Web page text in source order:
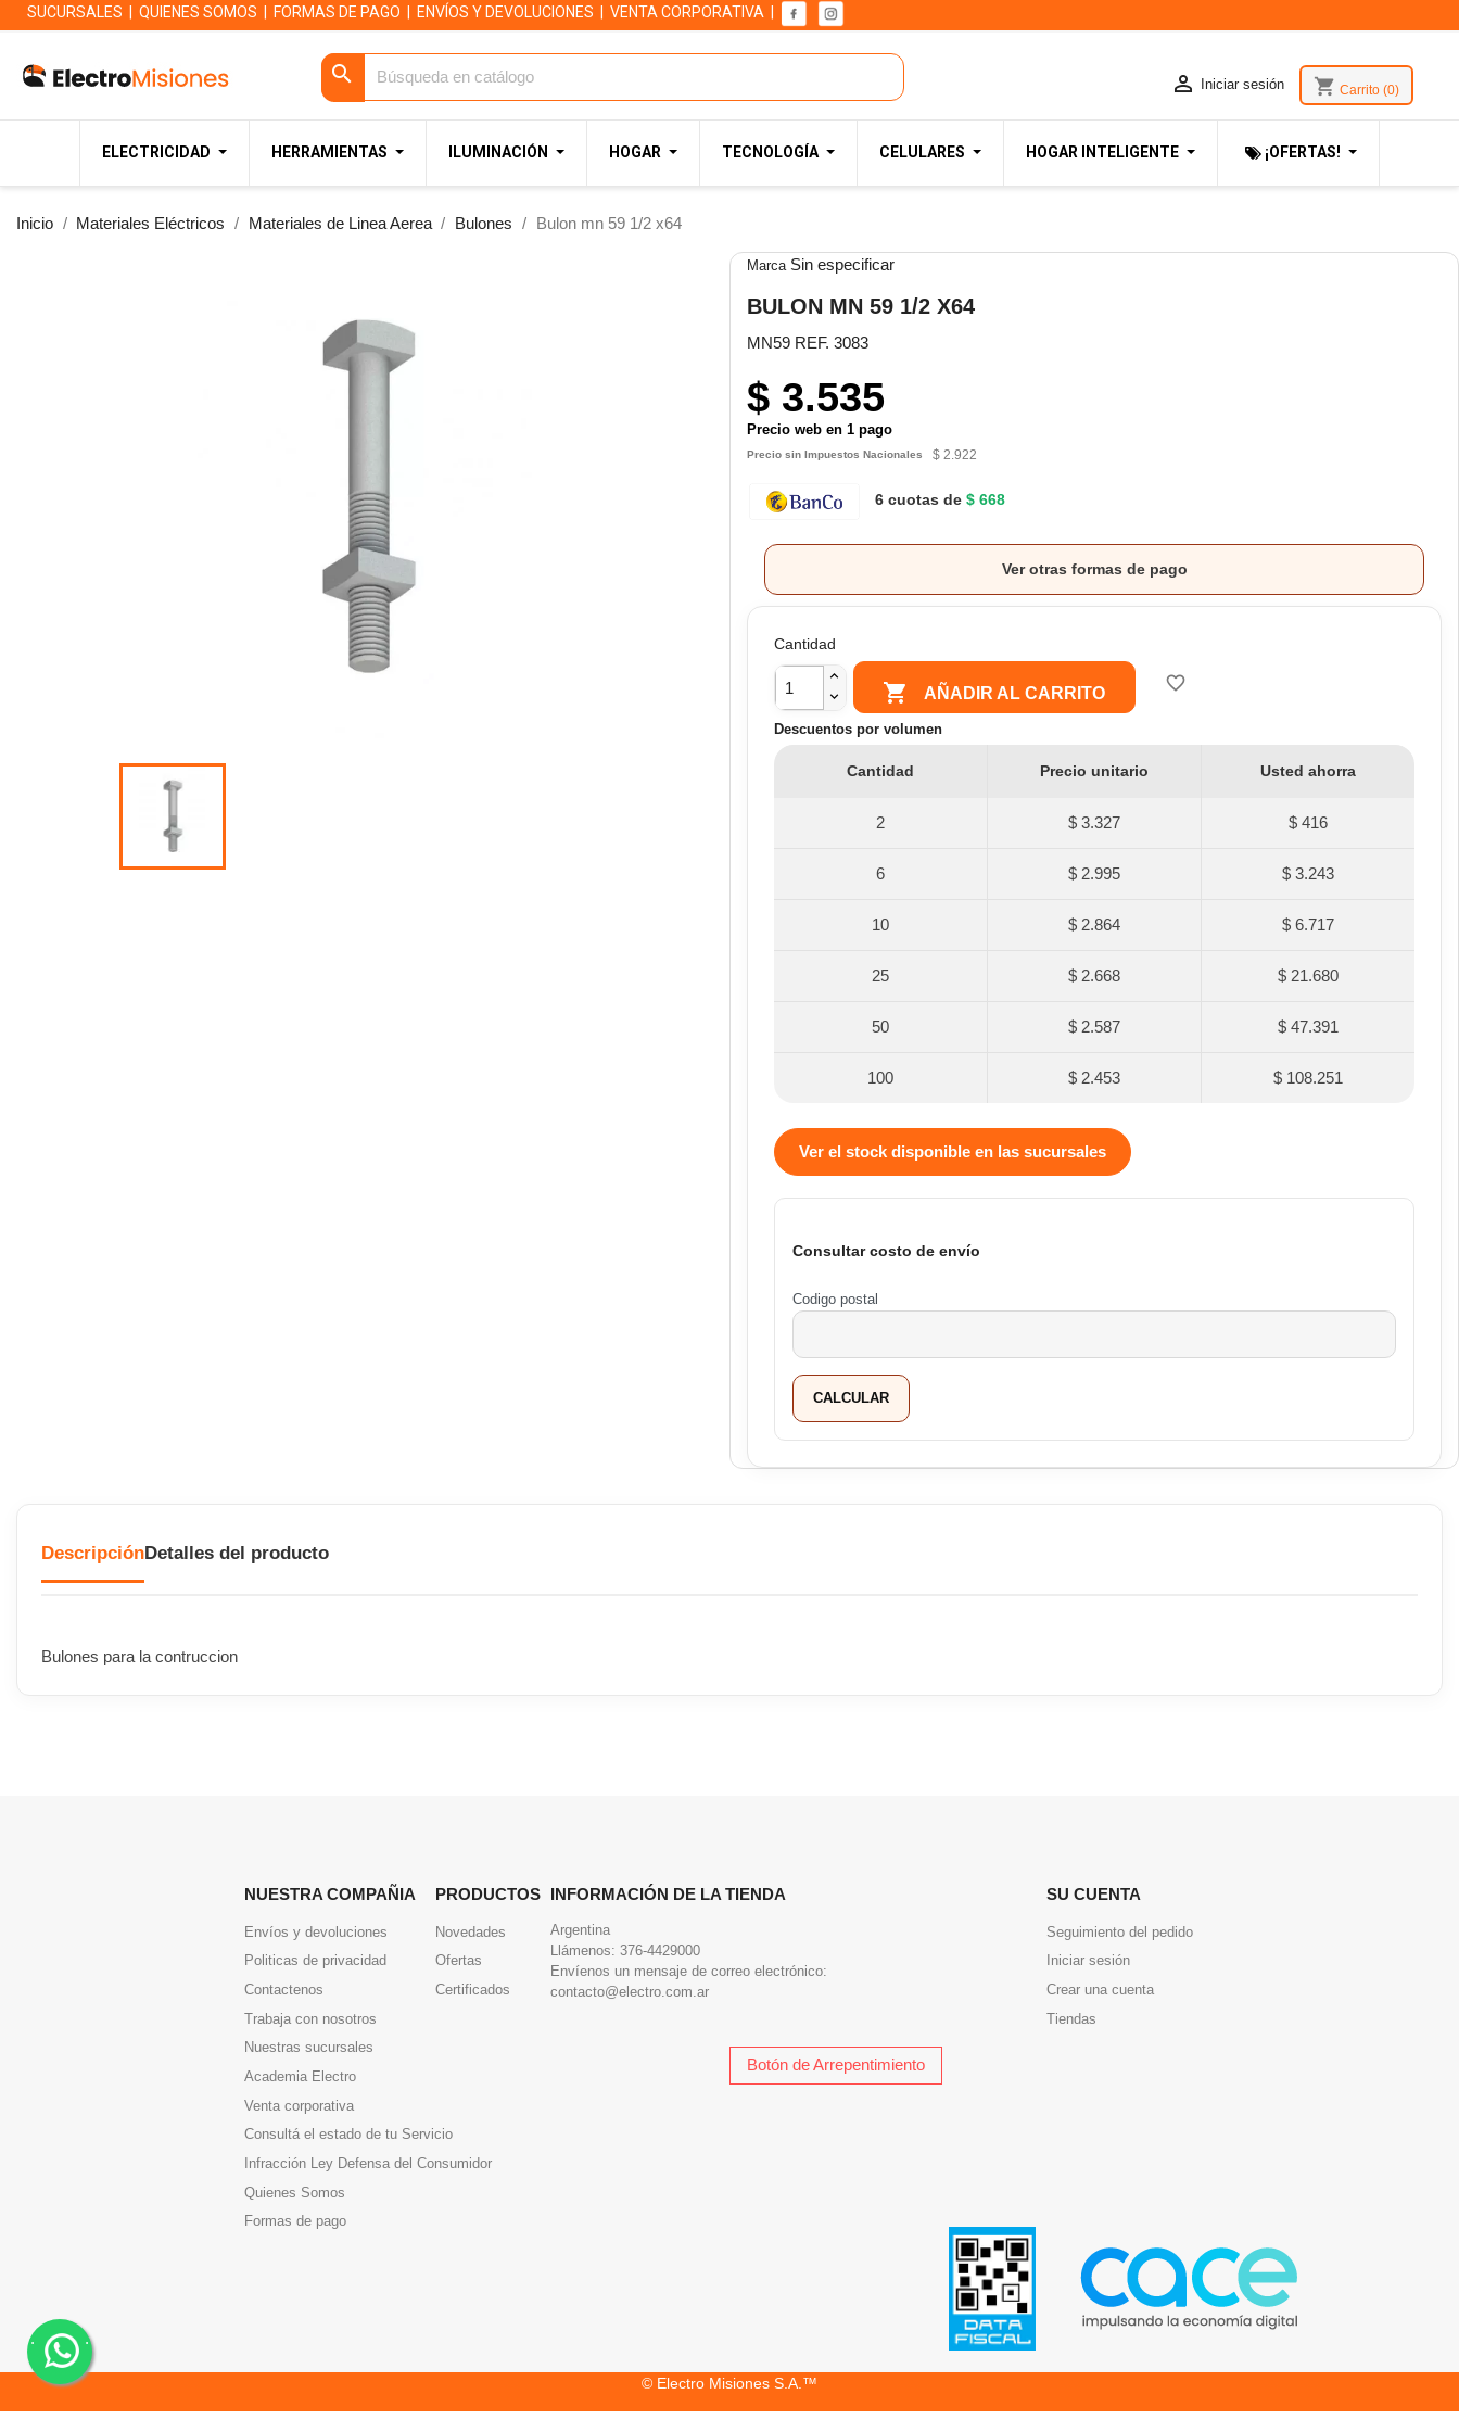
SUCURSALES QUIENES SOMOS FORMAS DE PAGO ENVÍOS Y DEVOLUCIONES VENTA CORPORATIVA
 Iniciar sesión shopping_cart Carrito (0)
search
ELECTRICIDAD HERRAMIENTAS ILUMINACIÓN HOGAR TECNOLOGÍA CELULARES HOGAR INTELIGENTE ¡OFERTAS!
Inicio Materiales Eléctricos Materiales de Linea Aerea Bulones Bulon mn 59 1/2 x64
Marca Sin especificar
BULON MN 59 1/2 X64
MN59 REF. 3083
$ 3.535
Precio web en 1 pago
Precio sin Impuestos Nacionales $ 2.922
6 cuotas de $ 668
Ver otras formas de pago
Cantidad
 AÑADIR AL CARRITO favorite_border
Descuentos por volumen
Cantidad Precio unitario Usted ahorra
2 $ 3.327 $ 416
6 $ 2.995 $ 3.243
10 $ 2.864 $ 6.717
25 $ 2.668 $ 21.680
50 $ 2.587 $ 47.391
100 $ 2.453 $ 108.251
Ver el stock disponible en las sucursales
Consultar costo de envío
Codigo postal
CALCULAR
DescripciónDetalles del producto
Bulones para la contruccion
NUESTRA COMPAÑIA
Envíos y devoluciones
Politicas de privacidad
Contactenos
Trabaja con nosotros
Nuestras sucursales
Academia Electro
Venta corporativa
Consultá el estado de tu Servicio
Infracción Ley Defensa del Consumidor
Quienes Somos
Formas de pago
PRODUCTOS
Novedades
Ofertas
Certificados
INFORMACIÓN DE LA TIENDA
Argentina
Llámenos: 376-4429000
Envíenos un mensaje de correo electrónico:
contacto@electro.com.ar
SU CUENTA
Seguimiento del pedido
Iniciar sesión
Crear una cuenta
Tiendas
Botón de Arrepentimiento
© Electro Misiones S.A.™
. .